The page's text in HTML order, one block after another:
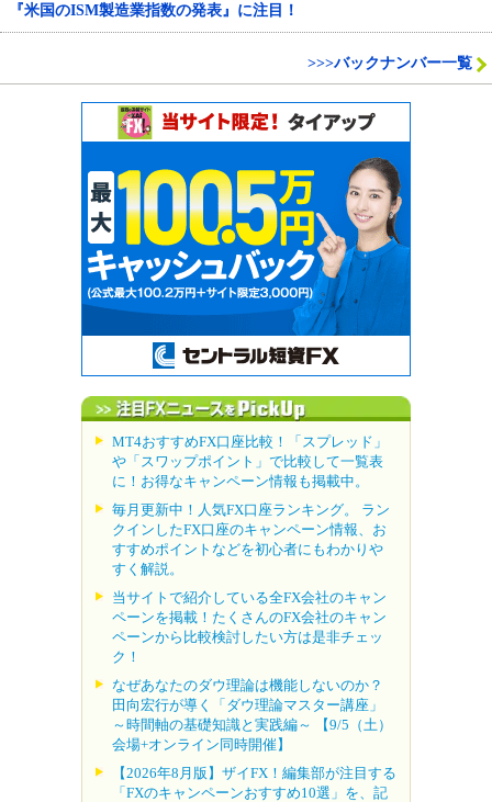
『米国のISM製造業指数の発表』に注目！
>>>バックナンバー一覧
MT4おすすめFX口座比較！「スプレッド」
や「スワップポイント」で比較して一覧表
に！お得なキャンペーン情報も掲載中。
毎月更新中！人気FX口座ランキング。 ラン
クインしたFX口座のキャンペーン情報、お
すすめポイントなどを初心者にもわかりや
すく解説。
当サイトで紹介している全FX会社のキャン
ペーンを掲載！たくさんのFX会社のキャン
ペーンから比較検討したい方は是非チェッ
ク！
なぜあなたのダウ理論は機能しないのか？
田向宏行が導く「ダウ理論マスター講座」
～時間軸の基礎知識と実践編～ 【9/5（土）
会場+オンライン同時開催】
【2026年8月版】ザイFX！編集部が注目する
「FXのキャンペーンおすすめ10選」を、記